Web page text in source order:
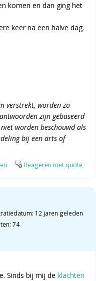
komen en dan ging het
keer na een halve dag.
verstrekt, worden zo
zijn gebaseerd
worden beschouwd als
bij een arts of
Reageren met quote
12 jaren geleden
74
Sinds bij mij de klachten